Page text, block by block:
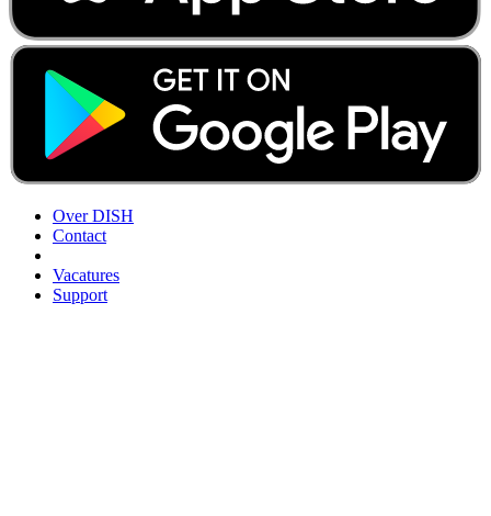
Over DISH
Contact
Vacatures
Support